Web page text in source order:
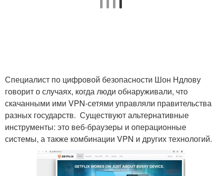
Специалист по цифровой безопасности Шон Ндлову
говорит о случаях, когда люди обнаруживали, что
скачанными ими VPN-сетями управляли правительства
разных государств. Существуют альтернативные
инструменты: это веб-браузеры и операционные
системы, а также комбинации VPN и других технологий.